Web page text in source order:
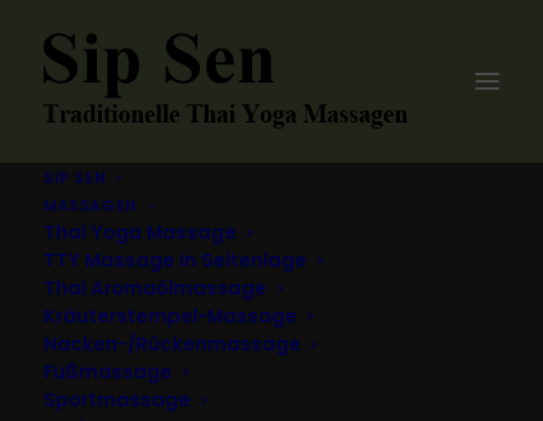
SIP SEN
MASSAGEN
Thai Yoga Massage
TTY Massage in Seitenlage
Thai Aromaölmassage
Kräuterstempel-Massage
Nacken-/Rückenmassage
Fußmassage
Sportmassage